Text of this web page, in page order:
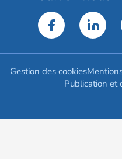
Gestion des cookies
Publication et